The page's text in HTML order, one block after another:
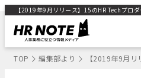
TOP 編集部より 【2019年9月